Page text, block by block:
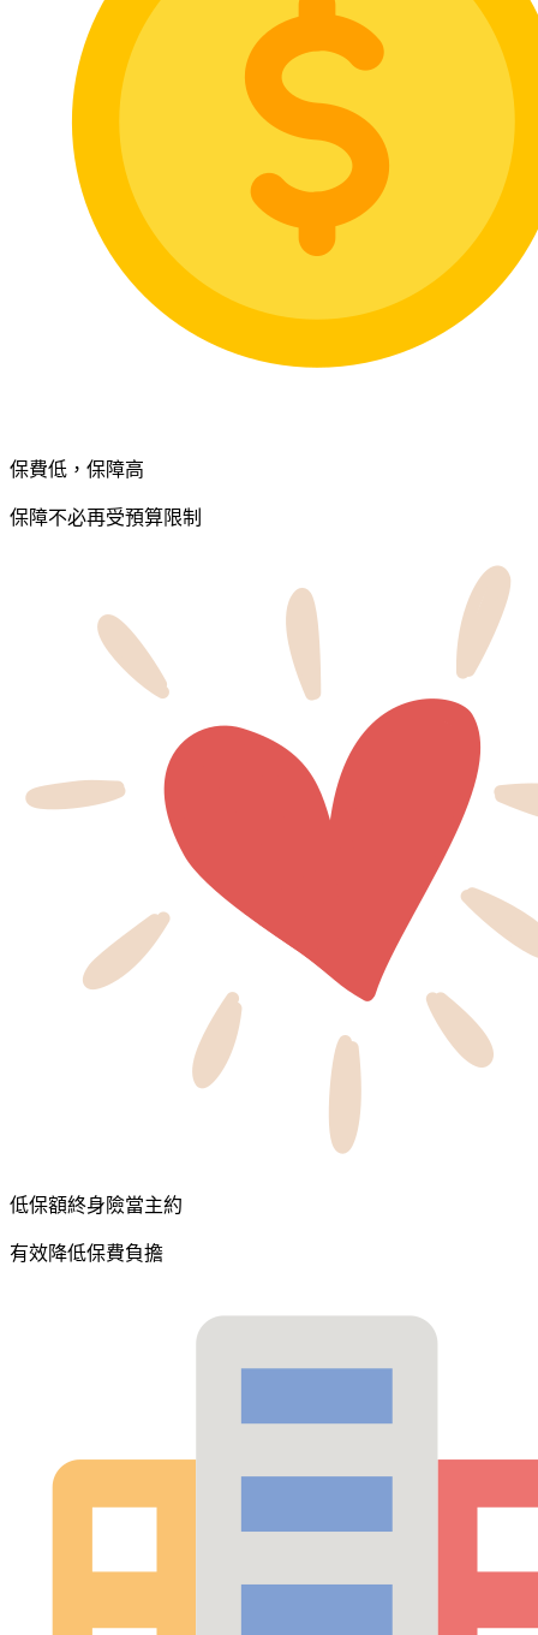
保費低，保障高
保障不必再受預算限制
低保額終身險當主約
有效降低保費負擔